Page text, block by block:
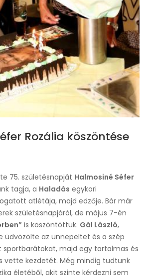
Rozália köszöntése
75. születésnapját Halmosiné Séfer
tagja, a Haladás egykori
atlétája, majd edzője. Bár már
születésnapjáról, de május 7-én
is köszöntöttük. Gál László,
üdvözölte az ünnepeltet és a szép
sportbarátokat, majd egy tartalmas és
vette kezdetét. Még mindig tudtunk
életéből, akit szinte kérdezni sem